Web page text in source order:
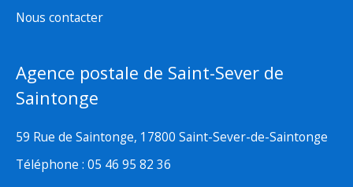
Nous contacter
Agence postale de Saint-Sever de
Saintonge
59 Rue de Saintonge, 17800 Saint-Sever-de-Saintonge
Téléphone : 05 46 95 82 36